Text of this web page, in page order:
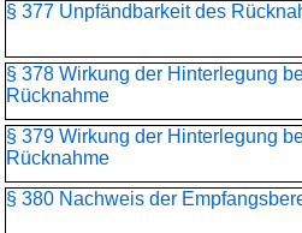
§ 377 Unpfändbarkeit des
§ 378 Wirkung der Hinterlegung
Rücknahme
§ 379 Wirkung der Hinterlegung
Rücknahme
§ 380 Nachweis der